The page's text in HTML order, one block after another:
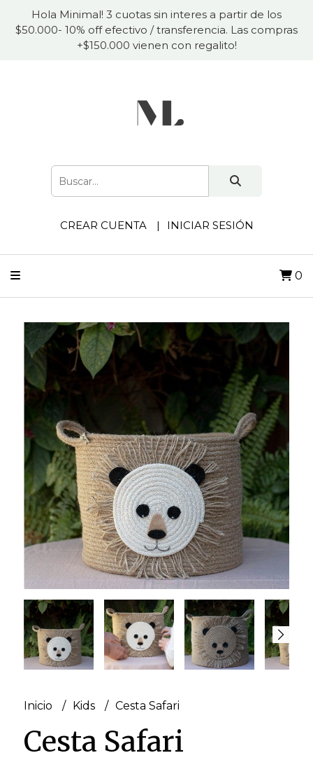
Hola Minimal! 3 cuotas sin interes a partir de los
$50.000- 10% off efectivo / transferencia. Las compras
+$150.000 vienen con regalito!
CREAR CUENTA INICIAR SESIÓN
0
Inicio Kids Cesta Safari
Cesta Safari